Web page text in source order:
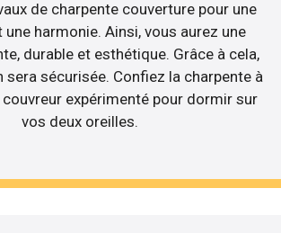
de charpente couverture pour une
une harmonie. Ainsi, vous aurez une
durable et esthétique. Grâce à cela,
sécurisée. Confiez la charpente à
expérimenté pour dormir sur
vos deux oreilles.